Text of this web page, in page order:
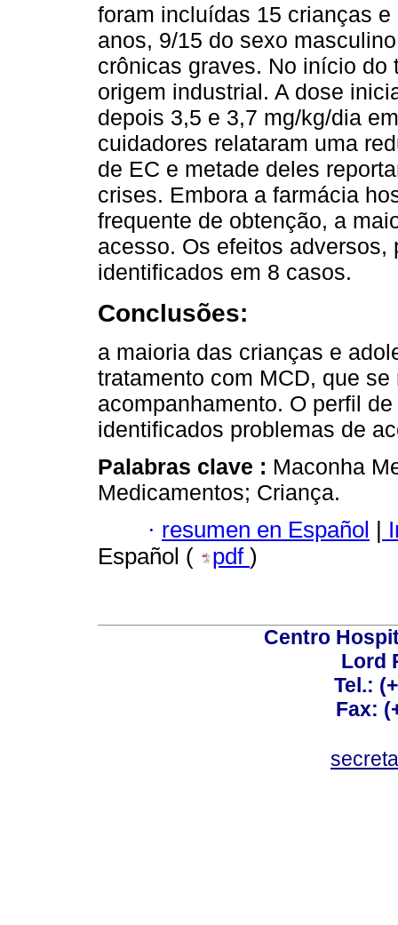
foram incluídas 15 crianças
anos, 9/15 do sexo
crônicas graves. No início do
origem industrial. A dose
depois 3,5 e 3,7 mg/kg/dia
cuidadores relataram uma
de EC e metade deles
crises. Embora a farmácia
frequente de obtenção, a
acesso. Os efeitos
identificados em 8 casos.
Conclusões:
a maioria das crianças e
tratamento com MCD, que
acompanhamento. O perfil
identificados problemas de
Palabras clave : Maconha
Medicamentos; Criança.
· resumen en Español
Español (
pdf )
Centro
Lord
Tel.:
Fax: